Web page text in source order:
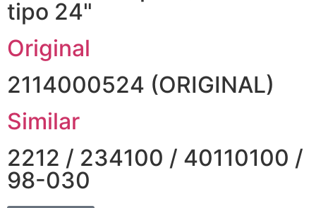
tipo 24"
Original
2114000524 (ORIGINAL)
Similar
2212 / 234100 / 40110100 /
98-030